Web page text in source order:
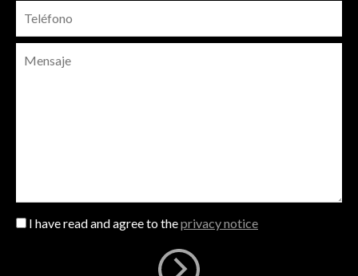
I have read and agree to theprivacy notice